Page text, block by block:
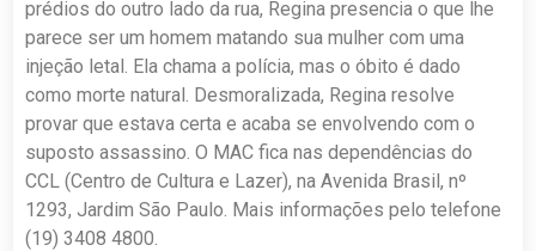
prédios do outro lado da rua, Regina presencia o que lhe
parece ser um homem matando sua mulher com uma
injeção letal. Ela chama a polícia, mas o óbito é dado
como morte natural. Desmoralizada, Regina resolve
provar que estava certa e acaba se envolvendo com o
suposto assassino. O MAC fica nas dependências do
CCL (Centro de Cultura e Lazer), na Avenida Brasil, nº
1293, Jardim São Paulo. Mais informações pelo telefone
(19) 3408 4800.